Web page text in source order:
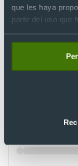
que les haya
partir del uso que
+1